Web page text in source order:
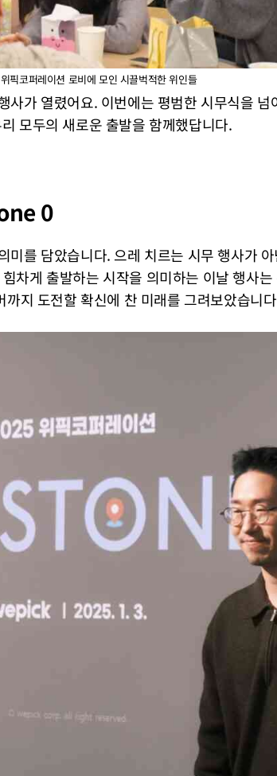
위픽코퍼레이션 로비에 모인 시끌벅적한 위인들
사가 열렸어요. 이번에는 평범한 시무식을 넘
모두의 새로운 출발을 함께했답니다.
0
미를 담았습니다. 으레 치르는 시무 행사가
차게 출발하는 시작을 의미하는 이날 행사
지 도전할 확신에 찬 미래를 그려보았습니